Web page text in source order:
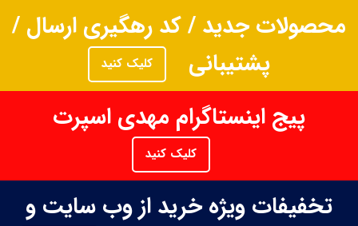
محصولات جدید / کد رهگیری ارسال /
پشتیبانی
کلیک کنید
پیج اینستاگرام مهدی اسپرت
کلیک کنید
تخفیفات ویژه خرید از وب سایت و